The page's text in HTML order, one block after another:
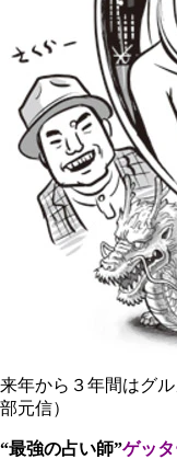
来年から３年間はグ
部元信）
“最強の占い師”ゲッ